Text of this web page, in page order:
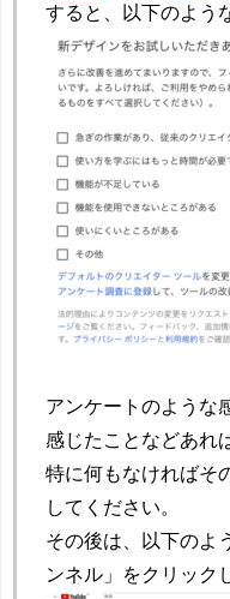
すると、以下のよう
アンケートのような
感じたことなどあれ
特に何もなければそ
してください。
その後は、以下のよ
ンネル」をクリック